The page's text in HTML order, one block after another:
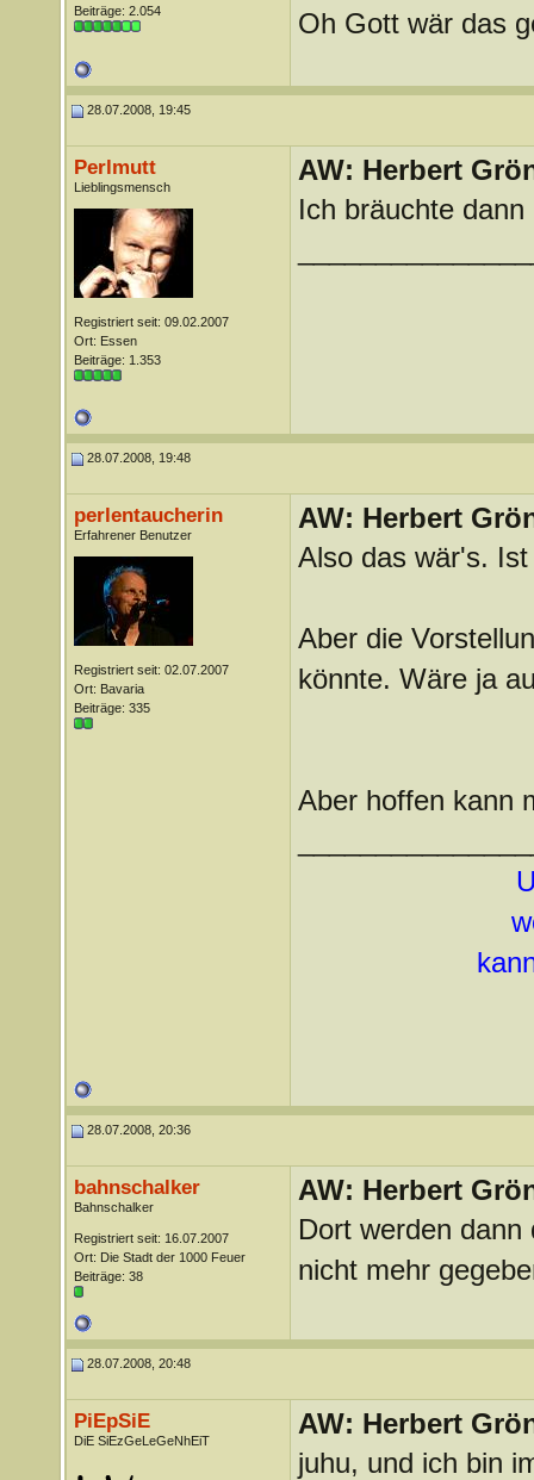
Beiträge: 2.054
Oh Gott wär das
28.07.2008, 19:45
Perlmutt
Lieblingsmensch
Registriert seit: 09.02.2007
Ort: Essen
Beiträge: 1.353
AW: Herbert
Ich bräuchte
28.07.2008, 19:48
perlentaucherin
Erfahrener Benutzer
Registriert seit: 02.07.2007
Ort: Bavaria
Beiträge: 335
AW: Herbert
Also das wär's.
Aber die
könnte. Wäre ja
Aber hoffen kann
28.07.2008, 20:36
bahnschalker
Bahnschalker
Registriert seit: 16.07.2007
Ort: Die Stadt der 1000 Feuer
Beiträge: 38
AW: Herbert
Dort werden
nicht mehr
28.07.2008, 20:48
PiEpSiE
DiE SiEzGeLeGeNhEiT
AW: Herbert
juhu, und ich bin